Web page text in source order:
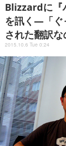
Blizzardに『
を訊く―「ぐ
された翻訳
2015.10.6 Tue 0:24